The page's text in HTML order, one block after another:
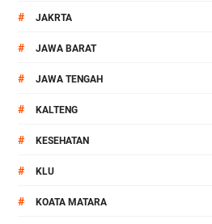
# JAKRTA
# JAWA BARAT
# JAWA TENGAH
# KALTENG
# KESEHATAN
# KLU
# KOATA MATARA